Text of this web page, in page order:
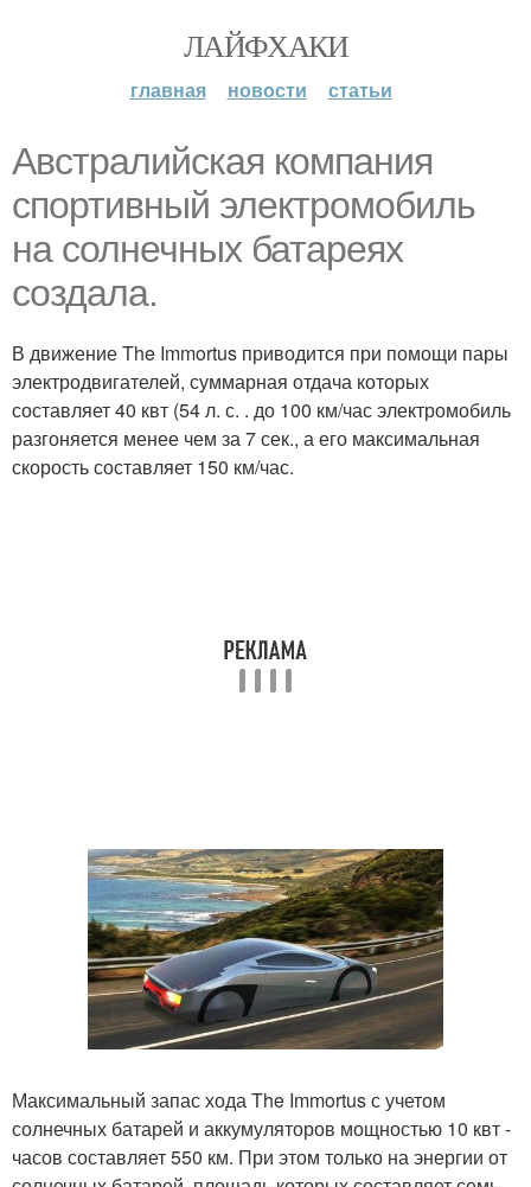
ЛАЙФХАКИ
главная новости статьи
Австралийская компания
спортивный электромобиль
на солнечных батареях
создала.
В движение The Immortus приводится при помощи пары
электродвигателей, суммарная отдача которых
составляет 40 квт (54 л. с. . до 100 км/час электромобиль
разгоняется менее чем за 7 сек., а его максимальная
скорость составляет 150 км/час.
Максимальный запас хода The Immortus с учетом
солнечных батарей и аккумуляторов мощностью 10 квт -
часов составляет 550 км. При этом только на энергии от